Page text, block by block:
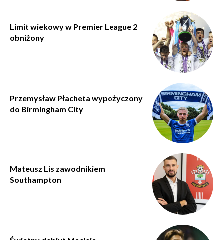
Limit wiekowy w Premier League 2
obniżony
Przemysław Płacheta wypożyczony
do Birmingham City
Mateusz Lis zawodnikiem
Southampton